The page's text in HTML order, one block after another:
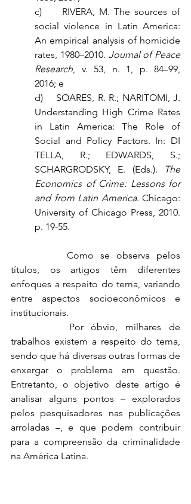
c)     RIVERA, M. The sources of
social violence in Latin America:
An empirical analysis of homicide
rates, 1980–2010. Journal of Peace
Research, v. 53, n. 1, p. 84–99,
2016; e
d)    SOARES, R. R.; NARITOMI, J.
Understanding High Crime Rates
in Latin America: The Role of
Social and Policy Factors. In: DI
TELLA, R.; EDWARDS, S.;
SCHARGRODSKY, E. (Eds.).
The
Economics of Crime: Lessons for
and from Latin America. Chicago:
University of Chicago Press, 2010.
p. 19-55.
títulos, os artigos têm diferentes
enfoques a respeito do tema, variando
entre aspectos socioeconômicos e
institucionais.
trabalhos existem a respeito do tema,
sendo que há diversas outras formas de
enxergar o problema em questão.
Entretanto, o objetivo deste artigo é
analisar alguns pontos – explorados
pelos pesquisadores nas publicações
arroladas –, e que podem contribuir
para a compreensão da criminalidade
na América Latina.